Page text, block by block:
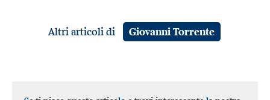
Altri articoli di Giovanni Torrente